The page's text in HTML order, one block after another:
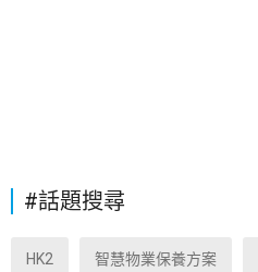
#話題搜尋
HK2 智慧物業保養方案